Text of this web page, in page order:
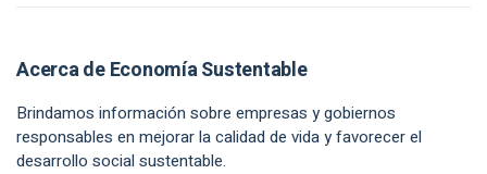
Acerca de Economía Sustentable
Brindamos información sobre empresas y gobiernos
responsables en mejorar la calidad de vida y favorecer el
desarrollo social sustentable.